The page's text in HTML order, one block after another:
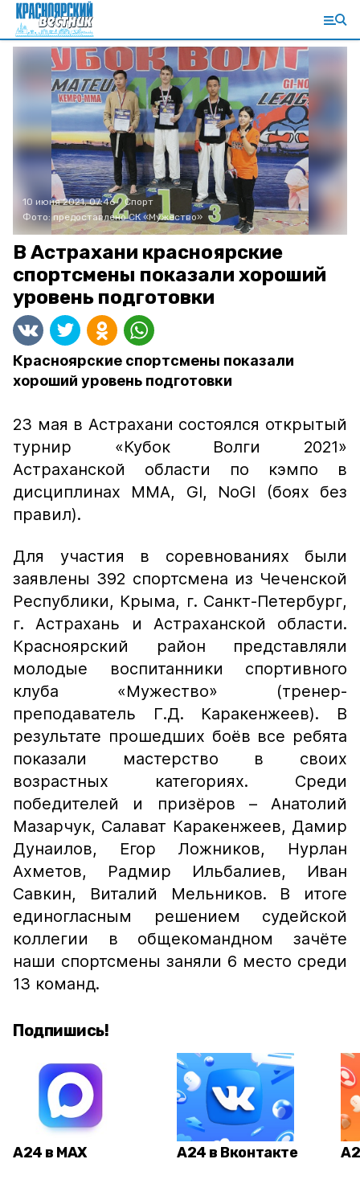
10 июня 2021, 07:46
Спорт
Фото:предоставлено СК «Мужество»
В Астрахани красноярские
спортсмены показали хороший
уровень подготовки
Красноярские спортсмены показали
хороший уровень подготовки
23 мая в Астрахани состоялся открытый
турнир «Кубок Волги 2021»
Астраханской области по кэмпо в
дисциплинах ММА, GI, NoGI (боях без
правил).
Для участия в соревнованиях были
заявлены 392 спортсмена из Чеченской
Республики, Крыма, г. Санкт-Петербург,
г. Астрахань и Астраханской области.
Красноярский район представляли
молодые воспитанники спортивного
клуба «Мужество» (тренер-
преподаватель Г.Д. Каракенжеев). В
результате прошедших боёв все ребята
показали мастерство в своих
возрастных категориях. Среди
победителей и призёров – Анатолий
Мазарчук, Салават Каракенжеев, Дамир
Дунаилов, Егор Ложников, Нурлан
Ахметов, Радмир Ильбалиев, Иван
Савкин, Виталий Мельников. В итоге
единогласным решением судейской
коллегии в общекомандном зачёте
наши спортсмены заняли 6 место среди
13 команд.
Подпишись!
А24 в MAX А24 в Вконтакте